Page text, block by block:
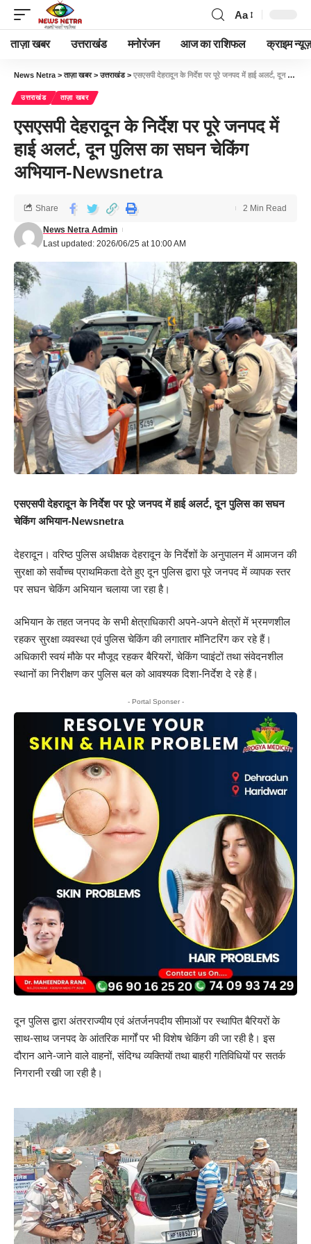
Aa
ताज़ा खबर उत्तराखंड मनोरंजन आज का राशिफल क्राइम न्यूज़
News Netra >ताज़ा खबर>उत्तराखंड> एसएसपी देहरादून के निर्देश पर पूरे जनपद में हाई अलर्ट, दून पुलिस का सघन चेकिंग अभियान-Newsnetra
उत्तराखंड ताज़ा खबर
एसएसपी देहरादून के निर्देश पर पूरे जनपद में
हाई अलर्ट, दून पुलिस का सघन चेकिंग
अभियान-Newsnetra
Last updated: 2026/06/25 at 10:00 AM
News Netra Admin
Share 2 Min Read
एसएसपी देहरादून के निर्देश पर पूरे जनपद में हाई अलर्ट, दून पुलिस का सघन
चेकिंग अभियान-Newsnetra
देहरादून। वरिष्ठ पुलिस अधीक्षक देहरादून के निर्देशों के अनुपालन में आमजन की
सुरक्षा को सर्वोच्च प्राथमिकता देते हुए दून पुलिस द्वारा पूरे जनपद में व्यापक स्तर
पर सघन चेकिंग अभियान चलाया जा रहा है।
अभियान के तहत जनपद के सभी क्षेत्राधिकारी अपने-अपने क्षेत्रों में भ्रमणशील
रहकर सुरक्षा व्यवस्था एवं पुलिस चेकिंग की लगातार मॉनिटरिंग कर रहे हैं।
अधिकारी स्वयं मौके पर मौजूद रहकर बैरियरों, चेकिंग प्वाइंटों तथा संवेदनशील
स्थानों का निरीक्षण कर पुलिस बल को आवश्यक दिशा-निर्देश दे रहे हैं।
- Portal Sponser -
दून पुलिस द्वारा अंतरराज्यीय एवं अंतर्जनपदीय सीमाओं पर स्थापित बैरियरों के
साथ-साथ जनपद के आंतरिक मार्गों पर भी विशेष चेकिंग की जा रही है। इस
दौरान आने-जाने वाले वाहनों, संदिग्ध व्यक्तियों तथा बाहरी गतिविधियों पर सतर्क
निगरानी रखी जा रही है।